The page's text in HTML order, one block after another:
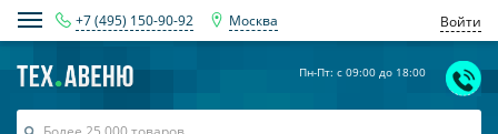
+7 (495) 150-90-92 Москва Войти
Пн-Пт: с 09:00 до 18:00